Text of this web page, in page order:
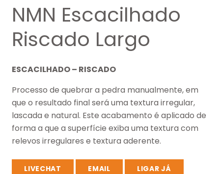
NMN Escacilhado
Riscado Largo
ESCACILHADO – RISCADO
Processo de quebrar a pedra manualmente, em
que o resultado final será uma textura irregular,
lascada e natural. Este acabamento é aplicado de
forma a que a superfície exiba uma textura com
relevos irregulares e textura aderente.
LIVECHAT EMAIL LIGAR JÁ